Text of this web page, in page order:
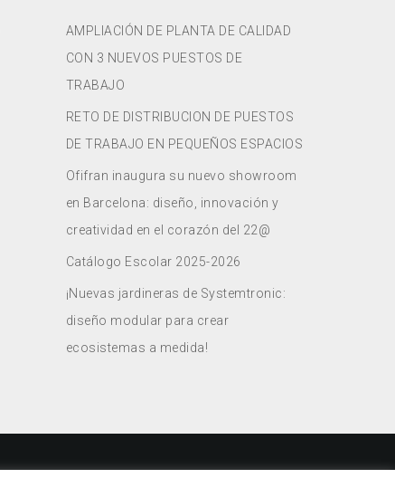
AMPLIACIÓN DE PLANTA DE CALIDAD
CON 3 NUEVOS PUESTOS DE
TRABAJO
RETO DE DISTRIBUCION DE PUESTOS
DE TRABAJO EN PEQUEÑOS ESPACIOS
Ofifran inaugura su nuevo showroom
en Barcelona: diseño, innovación y
creatividad en el corazón del 22@
Catálogo Escolar 2025-2026
¡Nuevas jardineras de Systemtronic:
diseño modular para crear
ecosistemas a medida!